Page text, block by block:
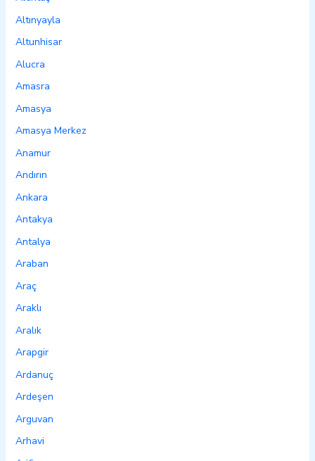
Altınyayla
Altunhisar
Alucra
Amasra
Amasya
Amasya Merkez
Anamur
Andırın
Ankara
Antakya
Antalya
Araban
Araç
Araklı
Aralık
Arapgir
Ardanuç
Ardeşen
Arguvan
Arhavi